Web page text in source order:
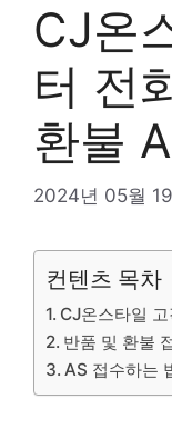
CJ온
터 전
환불
2024년 05월
컨텐츠 목차
CJ온스타일
반품 및 환불
AS 접수하는